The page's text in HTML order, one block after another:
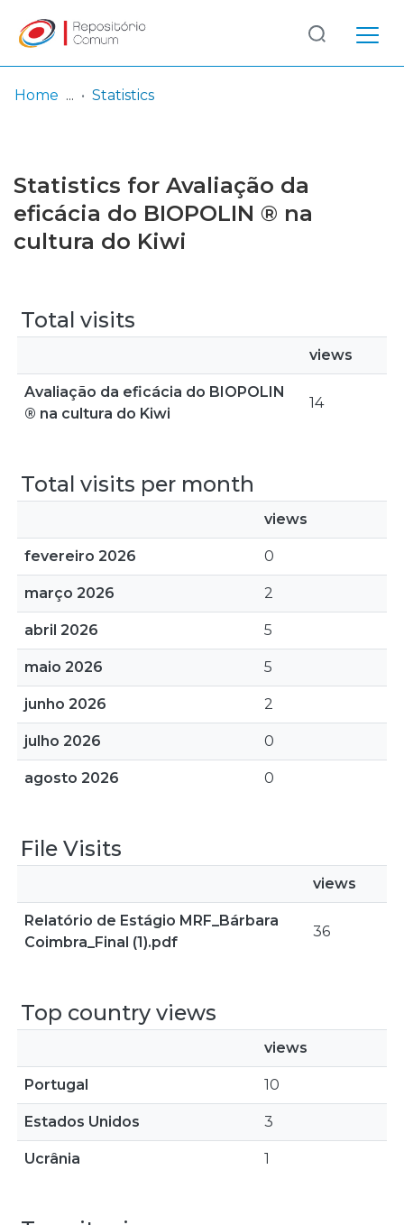
Browse repository
Entities
Log
In
(current)
Home Statistics
Statistics for Avaliação da
eficácia do BIOPOLIN ® na
cultura do Kiwi
Total visits
views
Avaliação da eficácia do BIOPOLIN
® na cultura do Kiwi
14
Total visits per month
views
fevereiro 2026 0
março 2026 2
abril 2026 5
maio 2026 5
junho 2026 2
julho 2026 0
agosto 2026 0
File Visits
views
Relatório de Estágio MRF_Bárbara
Coimbra_Final (1).pdf
36
Top country views
views
Portugal 10
Estados Unidos 3
Ucrânia 1